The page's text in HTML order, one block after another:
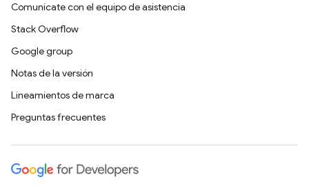
Comunícate con el equipo de asistencia
Stack Overflow
Google group
Notas de la versión
Lineamientos de marca
Preguntas frecuentes